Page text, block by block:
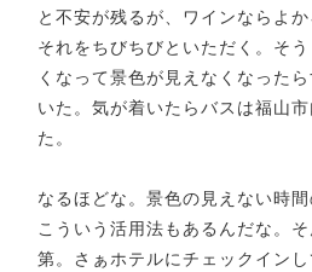
と不安が残るが、ワインならよか
それをちびちびといただく。そ
くなって景色が見えなくなった
いた。気が着いたらバスは福山
た。
なるほどな。景色の見えない時
こういう活用法もあるんだな。
第。さぁホテルにチェックイン